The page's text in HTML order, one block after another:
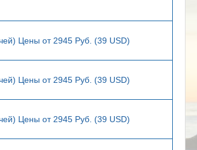
Цены от 2945 Руб. (39 USD)
Цены от 2945 Руб. (39 USD)
Цены от 2945 Руб. (39 USD)